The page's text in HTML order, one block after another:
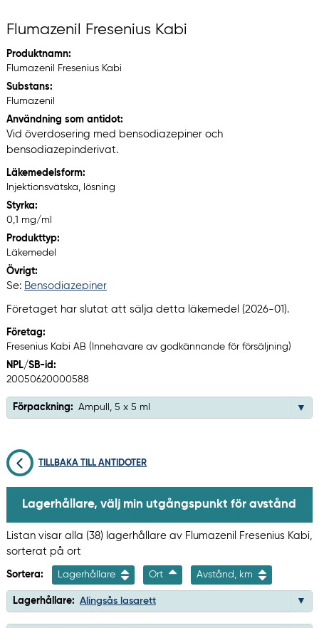
Flumazenil Fresenius Kabi
Produktnamn:
Flumazenil Fresenius Kabi
Substans:
Flumazenil
Användning som antidot:
Vid överdosering med bensodiazepiner och
bensodiazepinderivat.
Läkemedelsform:
Injektionsvätska, lösning
Styrka:
0,1 mg/ml
Produkttyp:
Läkemedel
Övrigt:
Se: Bensodiazepiner
Företaget har slutat att sälja detta läkemedel (2026-01).
Företag:
Fresenius Kabi AB (Innehavare av godkännande för försäljning)
NPL/SB-id:
20050620000588
Förpackning: Ampull, 5 x 5 ml
TILLBAKA TILL ANTIDOTER
Lagerhållare, välj min utgångspunkt för avstånd
Listan visar alla (38) lagerhållare av Flumazenil Fresenius Kabi,
sorterat på ort
Sortera: Lagerhållare Ort Avstånd, km
Lagerhållare: Alingsås lasarett